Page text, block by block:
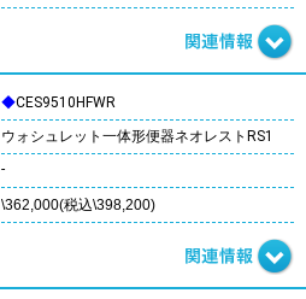
◆CES9510HFWR
ウォシュレット一体形便器ネオレストRS1
-
\362,000(税込\398,200)